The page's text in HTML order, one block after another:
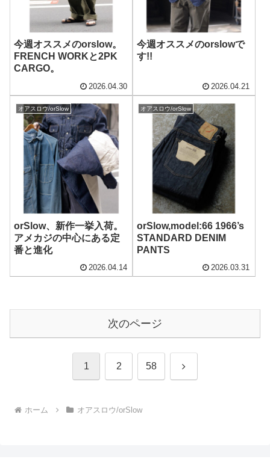
今週オススメのorslow。
FRENCH WORKと2PK
CARGO。
2026.04.30
今週オススメのorslowで
す!!
2026.04.21
オアスロウ/orSlow
orSlow、新作一挙入荷。
アメカジの中心にある定
番と進化
2026.04.14
オアスロウ/orSlow
orSlow,model:66 1966’s
STANDARD DENIM
PANTS
2026.03.31
次のページ
1 2 58 次
ホーム オアスロウ/orSlow